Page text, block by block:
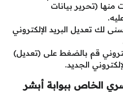
(تحرير بيانات
لك تعديل البريد الإلكتروني
قم بالضغط على (تعديل)
الجديد.
الخاص ببوابة أبشر